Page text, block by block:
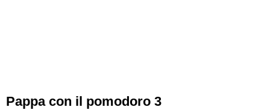
Pappa con il pomodoro 3